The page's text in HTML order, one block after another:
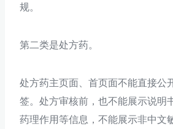
规。
第二类是处方药。
处方药主页面、首页面不能直接公
签。处方审核前，也不能展示说明
药理作用等信息，不能展示非中文